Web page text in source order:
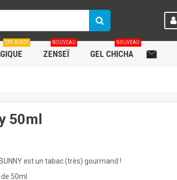
TPD READY
ZENSEÏ
NOUVEAU
GEL CHICHA
NOUVEAU
.
50ml
est un tabac (très) gourmand !
50ml